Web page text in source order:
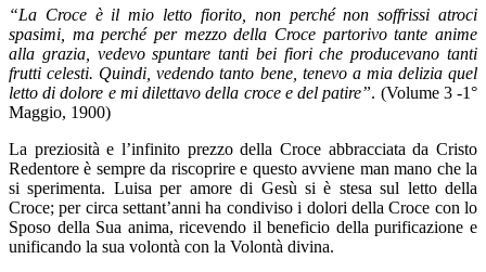
“La Croce è il mio letto fiorito, non perché non soffrissi atroci
spasimi, ma perché per mezzo della Croce partorivo tante anime
alla grazia, vedevo spuntare tanti bei fiori che producevano tanti
frutti celesti. Quindi, vedendo tanto bene, tenevo a mia delizia quel
letto di dolore e mi dilettavo della croce e del patire”. (Volume 3 -1°
Maggio, 1900)
La preziosità e l’infinito prezzo della Croce abbracciata da Cristo
Redentore è sempre da riscoprire e questo avviene man mano che la
si sperimenta. Luisa per amore di Gesù si è stesa sul letto della
Croce; per circa settant’anni ha condiviso i dolori della Croce con lo
Sposo della Sua anima, ricevendo il beneficio della purificazione e
unificando la sua volontà con la Volontà divina.